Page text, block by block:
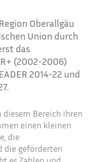
Oberallgäu
Union durch
das
(2002-2006)
2014-22 und
Bereich ihren
einen kleinen
die
die geförderten